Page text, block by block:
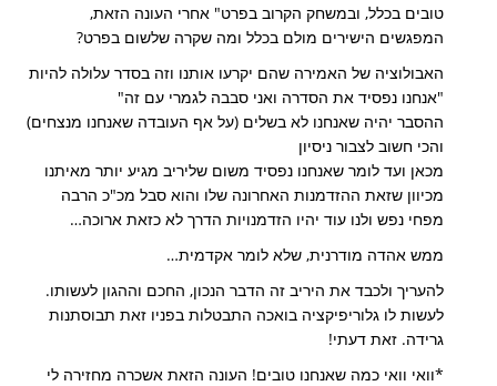
טובים בכלל, ובמשחק הקרוב בפרט" אחרי העונה הזאת,
המפגשים הישירים מולם בכלל ומה שקרה שלשום בפרט?
האבולוציה של האמירה שהם יקרעו אותנו וזה בסדר עלולה להיות
"אנחנו נפסיד את הסדרה ואני סבבה לגמרי עם זה"
ההסבר יהיה שאנחנו לא בשלים (על אף העובדה שאנחנו מנצחים)
והכי חשוב לצבור ניסיון
מכאן ועד לומר שאנחנו נפסיד משום שליריב מגיע יותר מאיתנו
מכיוון שזאת ההזדמנות האחרונה שלו והוא סבל מכ"כ הרבה
מפחי נפש ולנו עוד יהיו הזדמנויות הדרך לא כזאת ארוכה…
ממש אהדה מודרנית, שלא לומר אקדמית…
להעריך ולכבד את היריב זה הדבר הנכון, החכם וההגון לעשותו.
לעשות לו גלוריפיקציה בואכה התבטלות בפניו זאת תבוסתנות
גרידה. זאת דעתי!
*וואי וואי כמה שאנחנו טובים! העונה הזאת אשכרה מחזירה לי